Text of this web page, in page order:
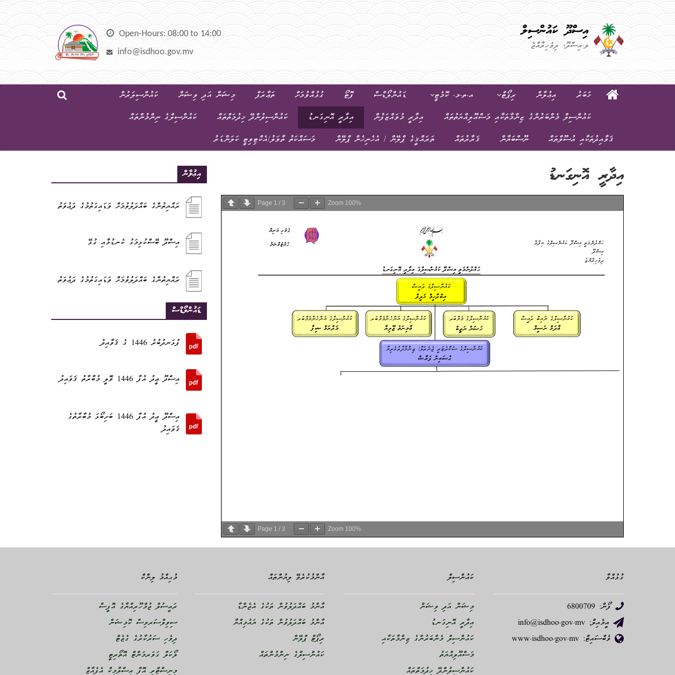
Skip
އިސްދޫ ކައުންސިލް
ލ.އިސްދޫ، ދިވެހިރާއްޖެ
Open-Hours: 08:00 to 14:00
info@isdhoo.gov.mv
ޚަބަރު އިޢުލާން ރިޕޯޓް އ.ތ.މ. ކޮމެޓީ ޑައުންލޯޑްސް ފޮޓޯ ގުޅުއްވުމަށް ތަޢާރަފް މިޝަން އަދި ވިޝަން
ކައުންސިލަރުން
ކައުންސިލް މެންބަރުންގެ ޒިންމާތަކާއި މަސްއޫލިއްޔަތުތައް
އިދާރީ މުވައްޒަފުން އިދާރީ އޮނިގަނޑު ކައުންސިލުންދޭ ޚިދުމަތްތައް
ކައުންސިލްގެ ނިންމުންތައް
ޤަވާއިދުތަކާއި އުސޫލްތައް
ނޫސްބަޔާން ޤަރާރުތައް ތަރައްޤީގެ ޕްލޭން / އެހެނިހެން ޕްލޭން މަސައްކަތު ތާވަލު/އެކްޓިވިޓީ ކަލަންޑަރު
އިދާރީ އޮނިގަނޑު
Page 1 / 3 Zoom 100%
Page 1 / 3 Zoom 100%
އިޢުލާން
ރައްޔިތުންގެ ބައްދަލުވުމަށް ވަޑައިގަތުމުގެ ދަޢުވަތު
އިސްދޫ ބޭސްކުޅިމަގު ކެނޑުމާއި ގުޅޭ
ރައްޔިތުންގެ ބައްދަލުވުމަށް ވަޑައިގަތުމުގެ ދަޢުވަތު
ޑައުންލޯޑްސް
ފުޅަނދުބުރު 1446 ގެ ޤަވާއިދު
އިސްދޫ ޢީދު އުފާ 1446 ވޮލީ މުބާރާތު ޤަވައިދު
އިސްދޫ ޢީދު އުފާ 1446 ބަށިބޯޅަ މުބާރާތުގެ
ޤަވައިދު
މުޙިއްމު ލިންކް
ރައީސުލް ޖުމްހޫރިއްޔާގެ އޮފީސް
ސިވިލްސަރވިސް ކޮމިޝަން
ދިވެހި ސަރުކާރުގެ ގެޒެޓް
ލޯކަލް ގަވަރމަންޓް އޮތޯރިޓީ
މިނިސްޓްރީ އޮފް އިސްލާމިކް އެފެއާޒް
އާންމުކުރެވޭ ލިޔުންތައް
އާންމު ބައްދަލުވުން ތަކުގެ އެޖެންޑާ
އާންމު ބައްދަލުވުން ތަކުގެ ޔައުމިއްޔާ
ރިޕޯޓް ޕްލޭން
ކައުންސިލްގެ ނިންމުންތައް
ކައުންސިލް
މިޝަން އަދި ވިޝަން
އިދާރީ އޮނިގަނޑު
ކައުންސިލް މެންބަރުންގެ ޒިންމާތަކާއި
މަސްއޫލިއްޔަތު
ކައުންސިލުންދޭ ޚިދުމަތްތައް
ގުޅުއްވާ
ފޯން: 6800709
އީމެއިލް: info@isdhoo.gov.mv
ވެބްސައިޓް: www.isdhoo.gov.mv